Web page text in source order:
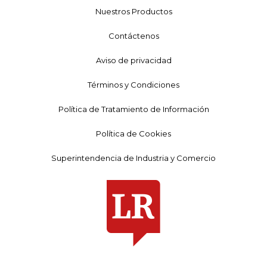
Nuestros Productos
Contáctenos
Aviso de privacidad
Términos y Condiciones
Política de Tratamiento de Información
Política de Cookies
Superintendencia de Industria y Comercio